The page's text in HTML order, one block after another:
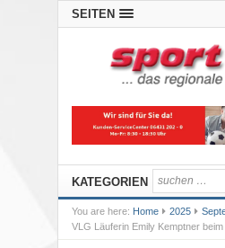
SEITEN
KATEGORIEN
You are here: Home 2025
VLG Läuferin Emily Kemptner